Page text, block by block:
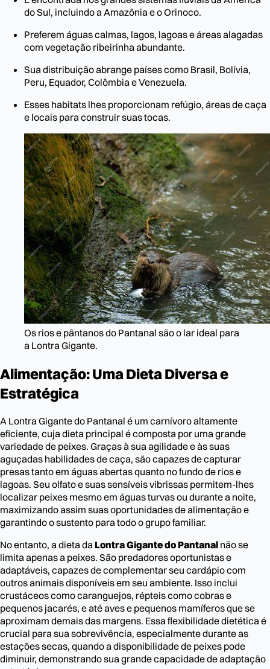
do Sul, incluindo a Amazônia e o Orinoco.
Preferem águas calmas, lagos, lagoas e áreas alagadas
com vegetação ribeirinha abundante.
Sua distribuição abrange países como Brasil, Bolívia,
Peru, Equador, Colômbia e Venezuela.
Esses habitats lhes proporcionam refúgio, áreas de caça
e locais para construir suas tocas.
Os rios e pântanos do Pantanal são o lar ideal para
a Lontra Gigante.
Alimentação: Uma Dieta Diversa e
Estratégica
A Lontra Gigante do Pantanal é um carnívoro altamente
eficiente, cuja dieta principal é composta por uma grande
variedade de peixes. Graças à sua agilidade e às suas
aguçadas habilidades de caça, são capazes de capturar
presas tanto em águas abertas quanto no fundo de rios e
lagoas. Seu olfato e suas sensíveis vibrissas permitem-lhes
localizar peixes mesmo em águas turvas ou durante a noite,
maximizando assim suas oportunidades de alimentação e
garantindo o sustento para todo o grupo familiar.
No entanto, a dieta da Lontra Gigante do Pantanal não se
limita apenas a peixes. São predadores oportunistas e
adaptáveis, capazes de complementar seu cardápio com
outros animais disponíveis em seu ambiente. Isso inclui
crustáceos como caranguejos, répteis como cobras e
pequenos jacarés, e até aves e pequenos mamíferos que se
aproximam demais das margens. Essa flexibilidade dietética é
crucial para sua sobrevivência, especialmente durante as
estações secas, quando a disponibilidade de peixes pode
diminuir, demonstrando sua grande capacidade de adaptação